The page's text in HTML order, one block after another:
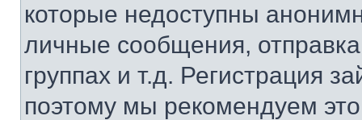
которые недоступны
личные сообщения,
группах и т.д. Регистрация
поэтому мы рекомендуем